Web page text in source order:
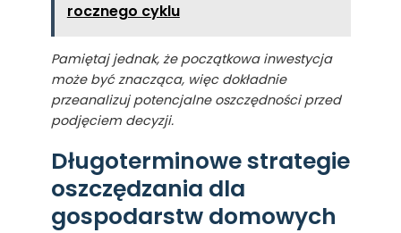
rocznego cyklu
Pamiętaj jednak, że początkowa inwestycja
może być znacząca, więc dokładnie
przeanalizuj potencjalne oszczędności przed
podjęciem decyzji.
Długoterminowe strategie
oszczędzania dla
gospodarstw domowych